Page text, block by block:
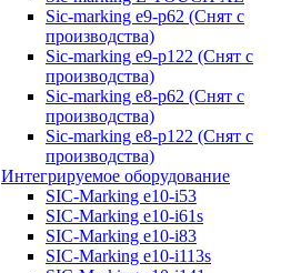
Sic-marking e9-p62 (Снят с
производства)
Sic-marking e9-p122 (Снят с
производства)
Sic-marking e8-p62 (Снят с
производства)
Sic-marking e8-p122 (Снят с
производства)
Интегрируемое оборудование
SIC-Marking e10-i53
SIC-Marking e10-i61s
SIC-Marking e10-i83
SIC-Marking e10-i113s